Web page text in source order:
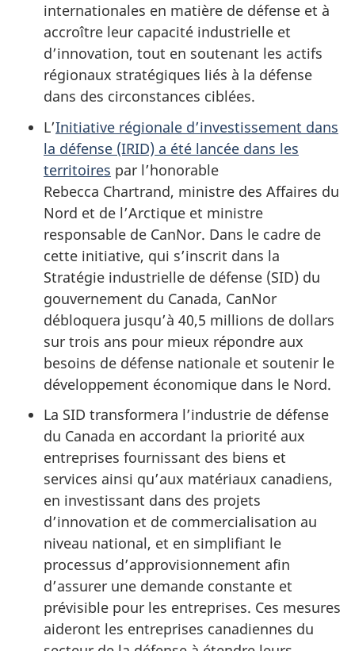
internationales en matière de défense et à
accroître leur capacité industrielle et
d’innovation, tout en soutenant les actifs
régionaux stratégiques liés à la défense
dans des circonstances ciblées.
L’Initiative régionale d’investissement dans
la défense (IRID) a été lancée dans les
territoires par l’honorable
Rebecca Chartrand, ministre des Affaires du
Nord et de l’Arctique et ministre
responsable de CanNor. Dans le cadre de
cette initiative, qui s’inscrit dans la
Stratégie industrielle de défense (SID) du
gouvernement du Canada, CanNor
débloquera jusqu’à 40,5 millions de dollars
sur trois ans pour mieux répondre aux
besoins de défense nationale et soutenir le
développement économique dans le Nord.
La SID transformera l’industrie de défense
du Canada en accordant la priorité aux
entreprises fournissant des biens et
services ainsi qu’aux matériaux canadiens,
en investissant dans des projets
d’innovation et de commercialisation au
niveau national, et en simplifiant le
processus d’approvisionnement afin
d’assurer une demande constante et
prévisible pour les entreprises. Ces mesures
aideront les entreprises canadiennes du